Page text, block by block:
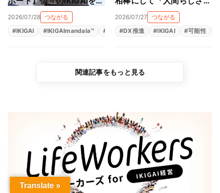
会社のパーパスとつなぐ。
仲間とともに、自分の軸に
出会った2日間
2026/07/28 つながる
#IKIGAI #IKIGAImandala™ # 人材育成 #存在意義 生きがい
をとことん楽しむ！笑顔あ
ふれるIKIGAIパートナー交
流会
2026/07/27
つながる
#DX推進 #IKIGAI #可能性
関連記事をもっと見る
Translate »